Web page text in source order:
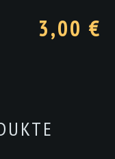
3,00 €